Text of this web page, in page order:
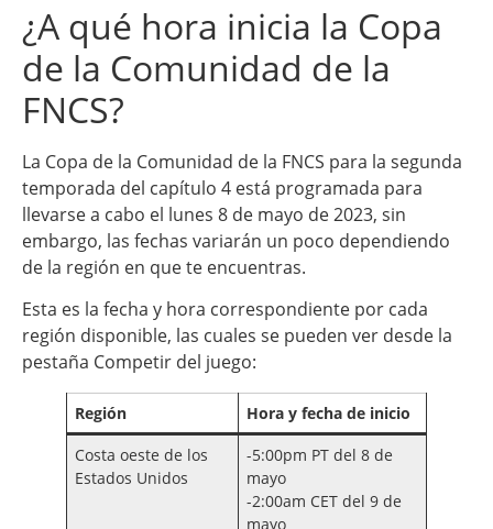
¿A qué hora inicia la Copa
de la Comunidad de la
FNCS?
La Copa de la Comunidad de la FNCS para la segunda
temporada del capítulo 4 está programada para
llevarse a cabo el lunes 8 de mayo de 2023, sin
embargo, las fechas variarán un poco dependiendo
de la región en que te encuentras.
Esta es la fecha y hora correspondiente por cada
región disponible, las cuales se pueden ver desde la
pestaña Competir del juego:
Región
Hora y fecha de inicio
Costa oeste de los
Estados Unidos
-5:00pm PT del 8 de
mayo
-2:00am CET del 9 de
mayo